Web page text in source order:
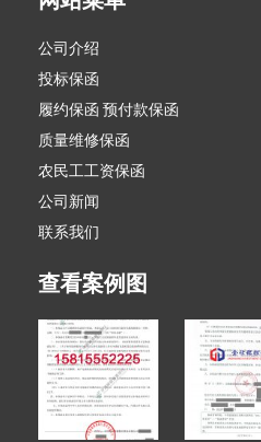
公司介绍
投标保函
履约保函 预付款保函
质量维修保函
农民工工资保函
公司新闻
联系我们
查看案例图